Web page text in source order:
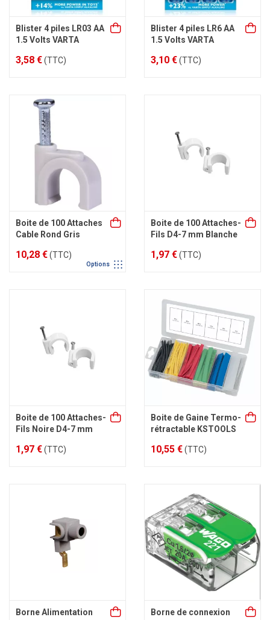
Blister 4 piles LR03 AA
1.5 Volts VARTA
3,58 €(TTC)
Blister 4 piles LR6 AA
1.5 Volts VARTA
3,10 €(TTC)
Boite de 100 Attaches
Cable Rond Gris
10,28 €(TTC)
Options
Boite de 100 Attaches-
Fils D4-7 mm Blanche
1,97 €(TTC)
Boite de 100 Attaches-
Fils Noire D4-7 mm
1,97 €(TTC)
Boite de Gaine Termo-
rétractable KSTOOLS
10,55 €(TTC)
Borne Alimentation
Borne de connexion